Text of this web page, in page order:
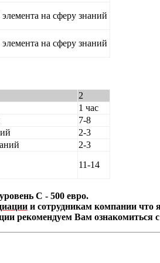
элемента на сферу знаний
элемента на сферу знаний
2
1 час
7-8
2-3
2-3
11-14
уровень С - 500 евро.
и сотрудникам компании что
рекомендуем Вам ознакомиться